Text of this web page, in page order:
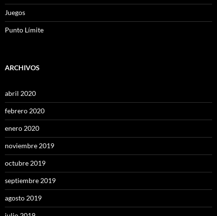
Juegos
Punto Límite
ARCHIVOS
abril 2020
febrero 2020
enero 2020
noviembre 2019
octubre 2019
septiembre 2019
agosto 2019